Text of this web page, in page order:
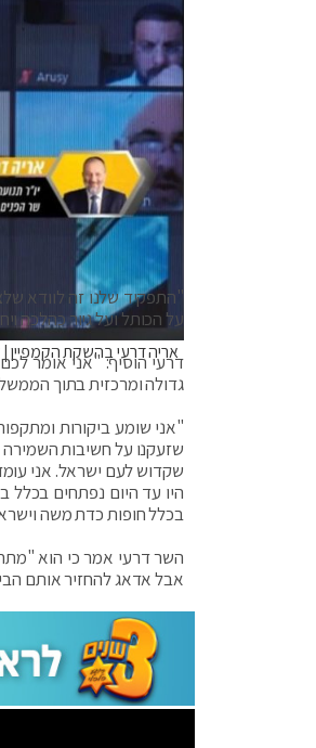
אריה דרעי בהשקת הקמפיין|
"התפקיד שלנו זה לוודא
על הכותל ועל גיור כהלכה
דרעי הוסיף: "אני אומר
גדולה ומרכזית בתוך
"אני שומע ביקורות
שזעקנו על חשיבות
שקדוש לעם ישראל. אני
היו עד היום נפתחים
בכלל חופות כדת משה
השר דרעי אמר כי הוא
אבל אדאג להחזיר אותם